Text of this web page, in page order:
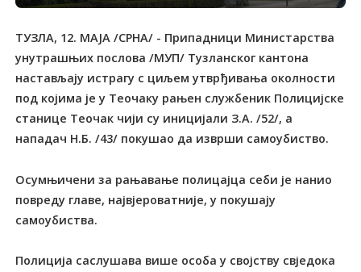
ТУЗЛА, 12. МАЈА /СРНА/ - Припадници Министарства
унутрашњих послова /МУП/ Тузланског кантона
настављају истрагу с циљем утврђивања околности
под којима је у Теочаку рањен службеник Полицијске
станице Теочак чији су иницијали З.А. /52/, а
нападач Н.Б. /43/ покушао да изврши самоубиство.
Осумњичени за рањавање полицајца себи је нанио
повреду главе, највјероватније, у покушају
самоубиства.
Полиција саслушава више особа у својству свједока